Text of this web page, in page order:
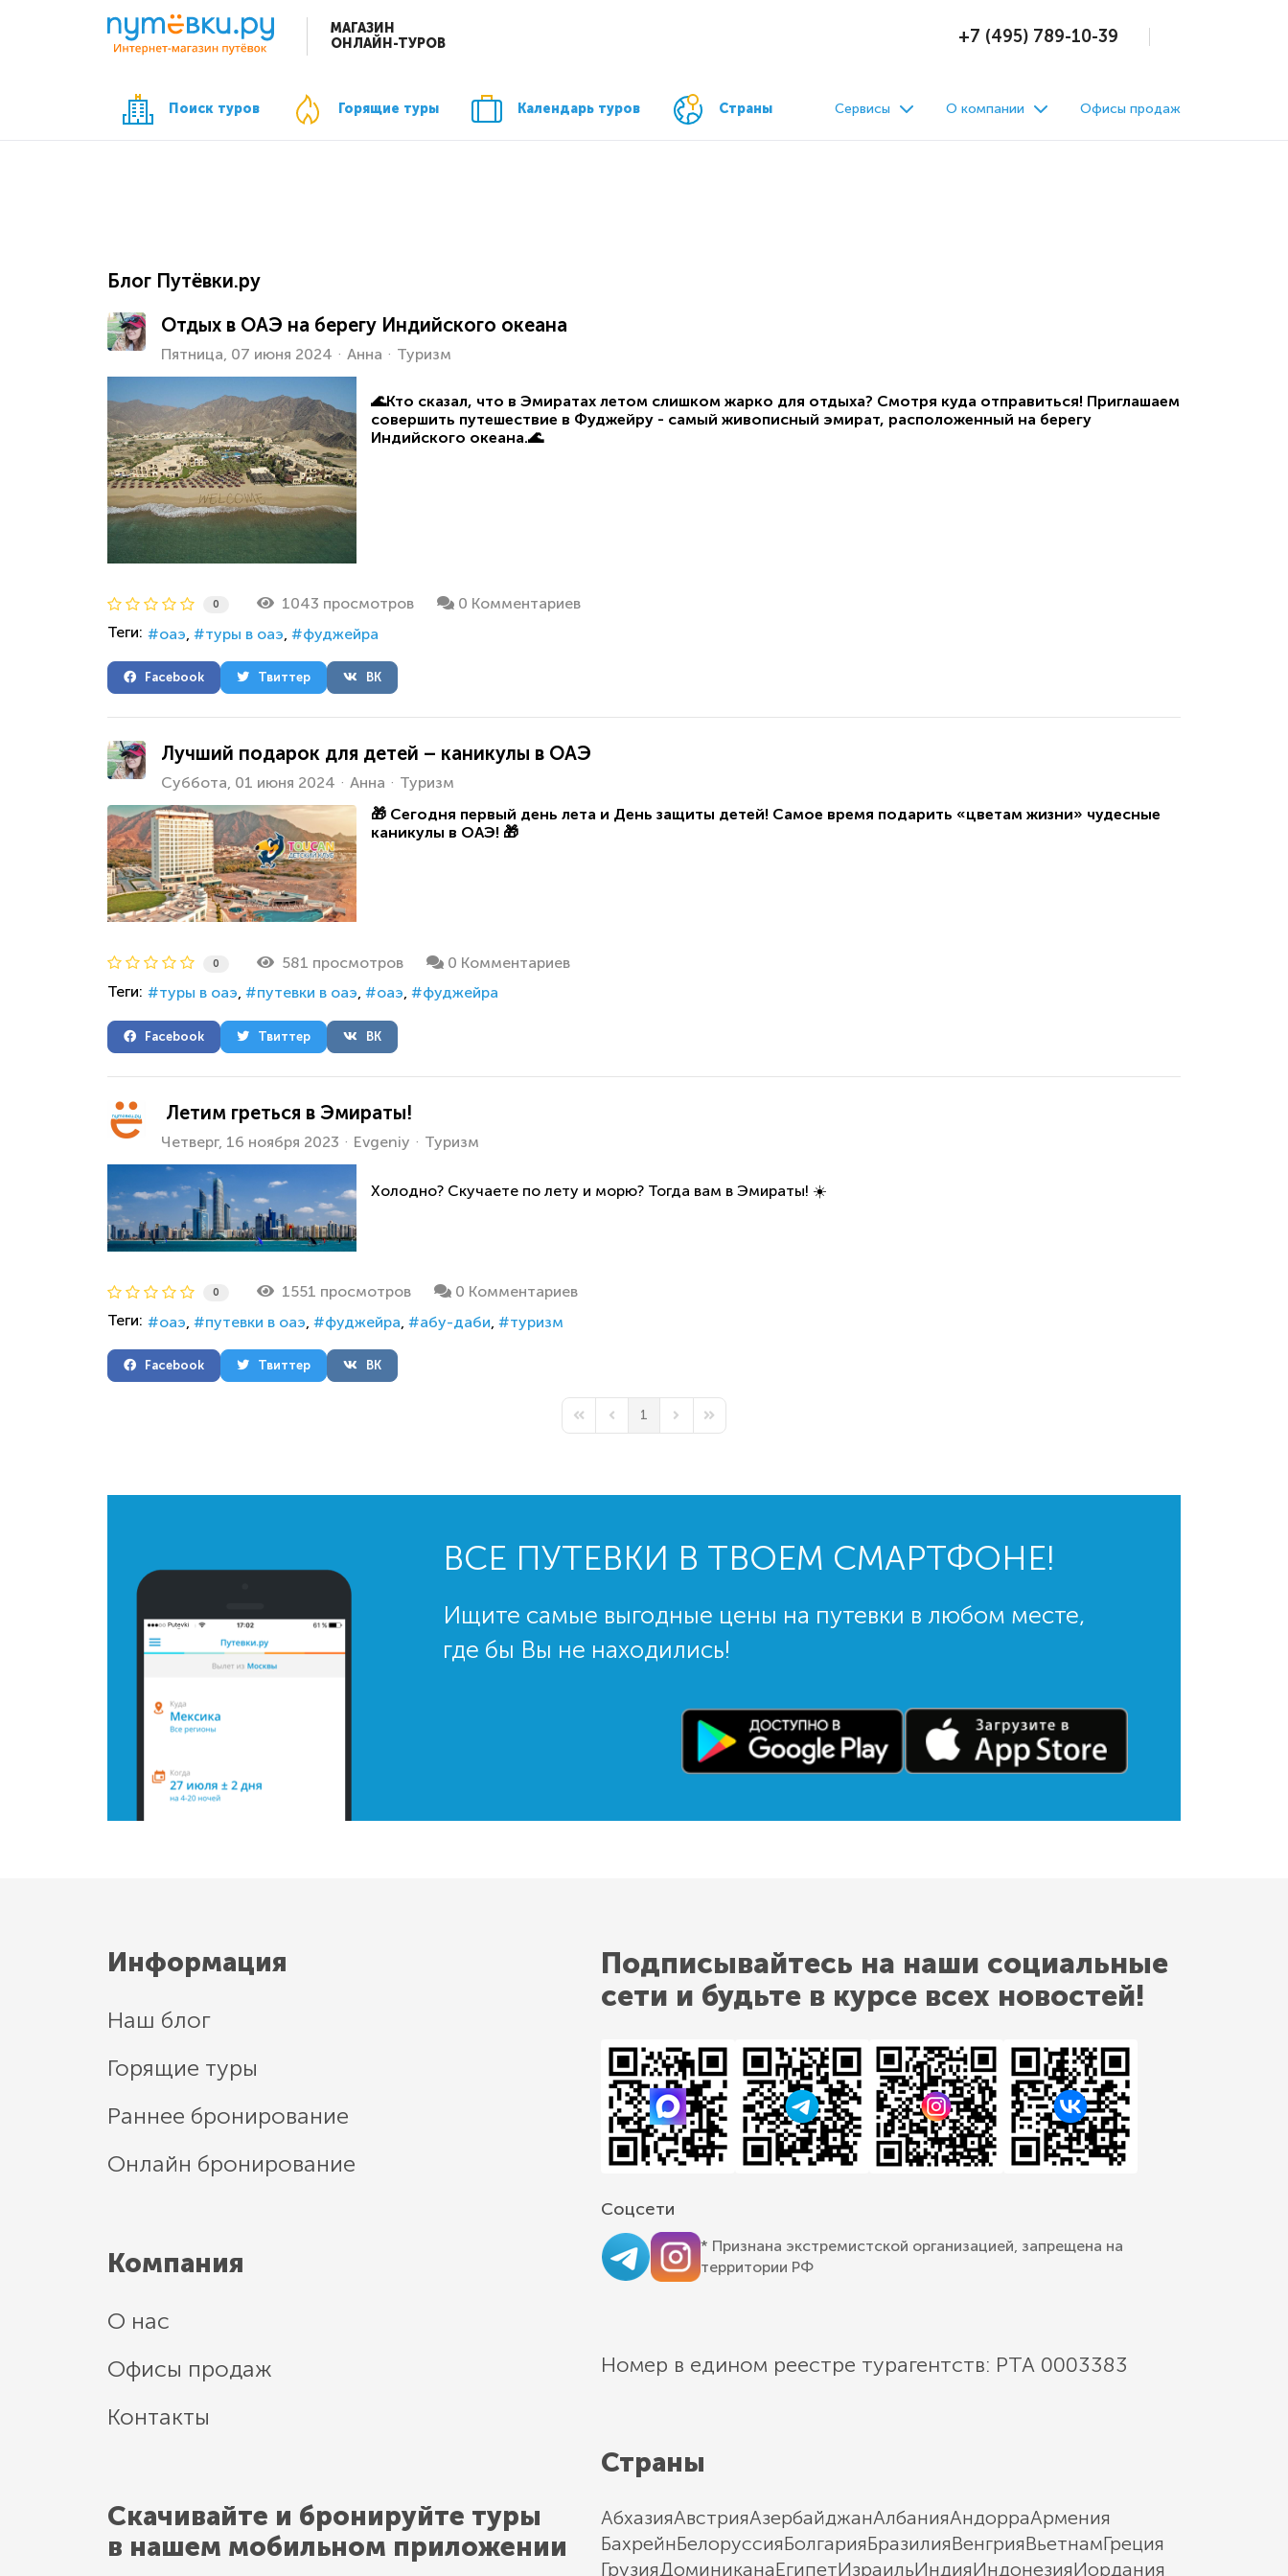
МАГАЗИН
ОНЛАЙН-ТУРОВ
+7 (495) 789-10-39
Поиск туров Горящие туры Календарь туров Страны Сервисы О компании Офисы продаж
Блог Путёвки.ру
Отдых в ОАЭ на берегу Индийского океана
Пятница, 07 июня 2024 Анна Туризм
🌊Кто сказал, что в Эмиратах летом слишком жарко для отдыха? Смотря куда отправиться! Приглашаем
совершить путешествие в Фуджейру - самый живописный эмират, расположенный на берегу
Индийского океана.🌊
0 1043 просмотров
0 Комментариев
Теги:
оаэ туры в оаэ фуджейра
Facebook Твиттер ВК
Лучший подарок для детей – каникулы в ОАЭ
Суббота, 01 июня 2024 Анна
Туризм
🎁 Сегодня первый день лета и День защиты детей! Самое время подарить «цветам жизни» чудесные
каникулы в ОАЭ! 🎁
0 581 просмотров
0 Комментариев
Теги:
туры в оаэ путевки в оаэ оаэ фуджейра
Facebook Твиттер ВК
️ Летим греться в Эмираты!
Четверг, 16 ноября 2023 Evgeniy Туризм
Холодно? Скучаете по лету и морю? Тогда вам в Эмираты! ☀️
0 1551 просмотров
0 Комментариев
Теги:
оаэ путевки в оаэ фуджейра абу-даби туризм
Facebook Твиттер ВК
First PagePrevious Page
1 Next PageLast Page
ВСЕ ПУТЕВКИ В ТВОЕМ СМАРТФОНЕ!
Ищите самые выгодные цены на путевки в любом месте,
где бы Вы не находились!
Информация
Наш блог
Горящие туры
Раннее бронирование
Онлайн бронирование
Компания
О нас
Офисы продаж
Контакты
Скачивайте и бронируйте туры
в нашем мобильном приложении
Подписывайтесь на наши социальные
сети и будьте в курсе всех новостей!
Соцсети
* Признана экстремистской организацией, запрещена на
территории РФ
Номер в едином реестре турагентств: РТА 0003383
Страны
АбхазияАвстрияАзербайджанАлбанияАндорраАрмения
БахрейнБелоруссияБолгарияБразилияВенгрияВьетнамГреция
ГрузияДоминиканаЕгипетИзраильИндияИндонезияИордания